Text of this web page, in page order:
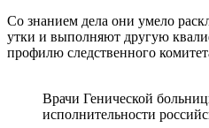
Со знанием дела они умело
утки и выполняют другую
профилю следственного
Врачи Генической
исполнительности